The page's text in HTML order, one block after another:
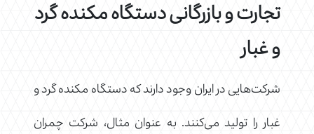
تجارت و بازرگانی دستگاه مکنده گرد
و غبار
شرکت‌هایی در ایران وجود دارند که دستگاه مکنده گرد و
غبار را تولید می‌کنند. به عنوان مثال، شرکت چمران